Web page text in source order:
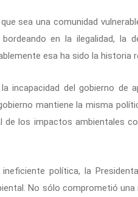
sea una comunidad
en la ilegalidad, la
esa ha sido la historia
incapacidad del gobierno de
mantiene la misma
de los impactos ambientales
política, la
No sólo comprometió